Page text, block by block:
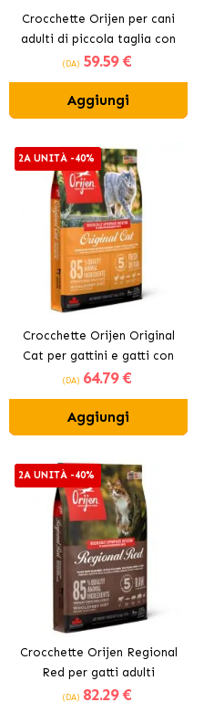
Crocchette Orijen per cani
adulti di piccola taglia con
tacchino e pollo
(DA) 59.59 €
Aggiungi
2A UNITÀ -40%
Crocchette Orijen Original
Cat per gattini e gatti con
pollo
(DA) 64.79 €
Aggiungi
2A UNITÀ -40%
Crocchette Orijen Regional
Red per gatti adulti
(DA) 82.29 €